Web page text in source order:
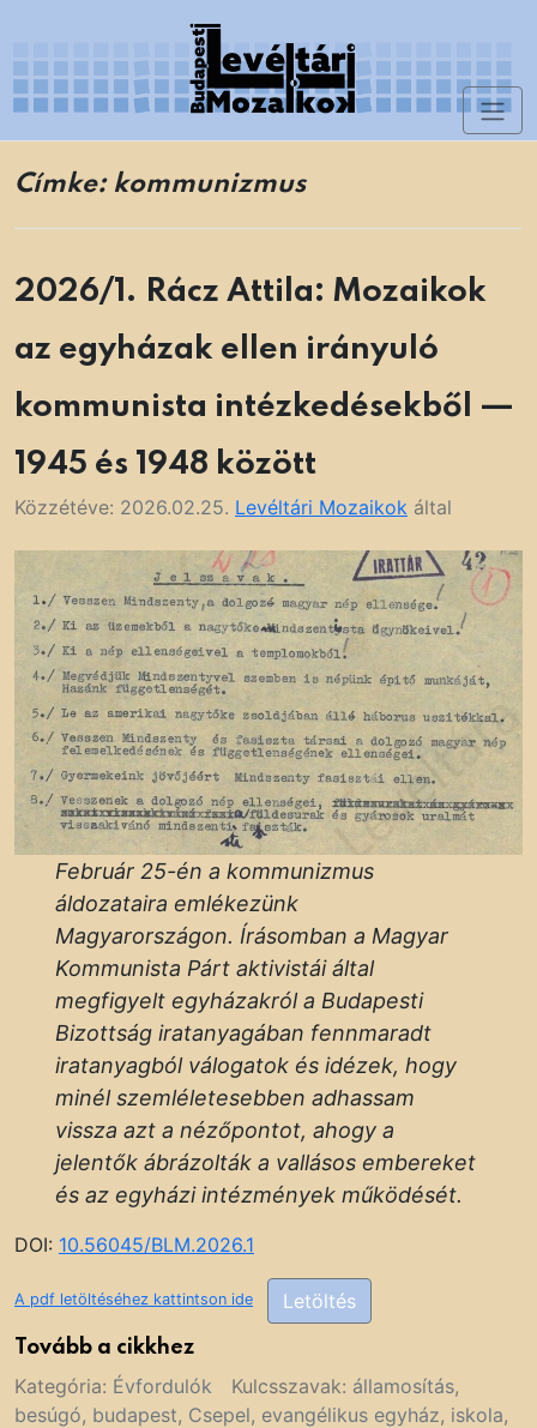
content
Címke: kommunizmus
2026/1. Rácz Attila: Mozaikok
az egyházak ellen irányuló
kommunista intézkedésekből —
1945 és 1948 között
Közzétéve: 2026.02.25. Levéltári Mozaikok által
Február 25-én a kommunizmus
áldozataira emlékezünk
Magyarországon. Írásomban a Magyar
Kommunista Párt aktivistái által
megfigyelt egyházakról a Budapesti
Bizottság iratanyagában fennmaradt
iratanyagból válogatok és idézek, hogy
minél szemléletesebben adhassam
vissza azt a nézőpontot, ahogy a
jelentők ábrázolták a vallásos embereket
és az egyházi intézmények működését.
DOI: 10.56045/BLM.2026.1
A pdf letöltéséhez kattintson ide Letöltés
Tovább a cikkhez
Kategória: Évfordulók Kulcsszavak: államosítás,
besúgó, budapest, Csepel, evangélikus egyház, iskola,